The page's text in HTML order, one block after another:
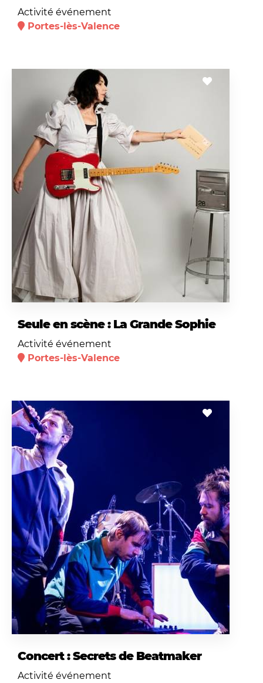
Activité événement
Portes-lès-Valence
Seule en scène : La Grande Sophie
Activité événement
Portes-lès-Valence
Concert : Secrets de Beatmaker
Activité événement